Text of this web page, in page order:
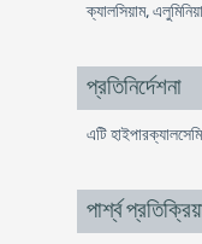
ক্যালসিয়াম,
প্রতিনির্দেশনা
এটি
পার্শ্ব